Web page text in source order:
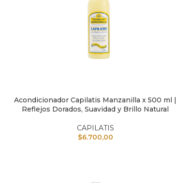
AÑADIR AL CARRITO
Acondicionador Capilatis Manzanilla x 500 ml |
Reflejos Dorados, Suavidad y Brillo Natural
CAPILATIS
$6.700,00